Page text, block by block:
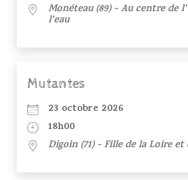
Monéteau (89) - Au centre de
l’eau
Mutantes
23 octobre 2026
18h00
Digoin (71) - Fille de la Loire et